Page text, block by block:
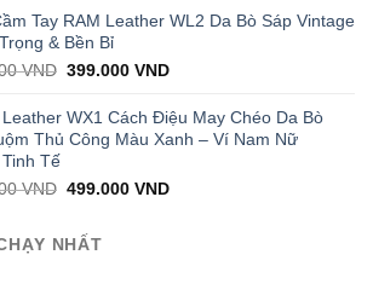
was:
1.000.000 VND.
is:
Tay RAM Leather WL2 Da Bò Sáp Vintage
& Bền Bỉ
VND Original
was:
1.000.000 VND.
399.000VNDCurrent
is:
399.000 VND.
WX1 Cách Điệu May Chéo Da Bò
Thủ Công Màu Xanh – Ví Nam Nữ
Tế
VND Original
was:
1.000.000 VND.
499.000VNDCurrent
NHẤT